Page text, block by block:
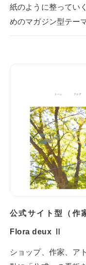
紙のように整ってい
めのマガジン型テー
公式サイト型（作
Flora deux Ⅱ
ショップ、作家、ア